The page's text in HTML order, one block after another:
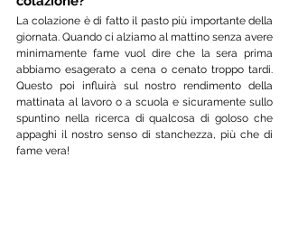
La colazione è di fatto il pasto più importante della
giornata. Quando ci alziamo al mattino senza avere
minimamente fame vuol dire che la sera prima
abbiamo esagerato a cena o cenato troppo tardi.
Questo poi influirà sul nostro rendimento della
mattinata al lavoro o a scuola e sicuramente sullo
spuntino nella ricerca di qualcosa di goloso che
appaghi il nostro senso di stanchezza, più che di
fame vera!